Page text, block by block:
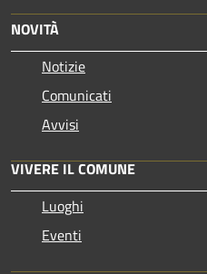
NOVITÀ
Notizie
Comunicati
Avvisi
VIVERE IL COMUNE
Luoghi
Eventi